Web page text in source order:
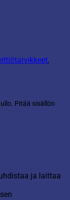
,
Pitää sisällön
ja laittaa